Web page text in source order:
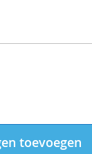
toevoegen